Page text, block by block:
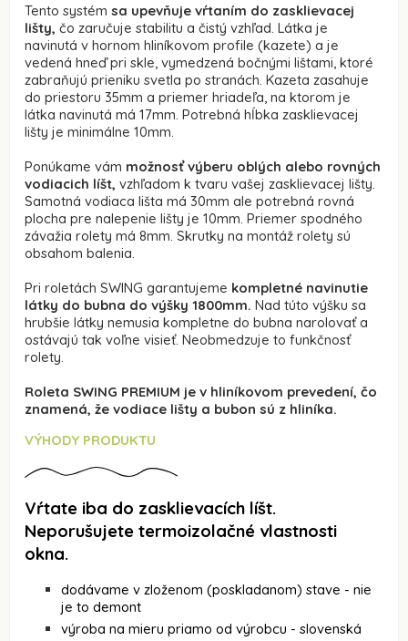
Tento systém sa upevňuje vŕtaním do zasklievacej
lišty, čo zaručuje stabilitu a čistý vzhľad. Látka je
navinutá v hornom hliníkovom profile (kazete) a je
vedená hneď pri skle, vymedzená bočnými lištami, ktoré
zabraňujú prieniku svetla po stranách. Kazeta zasahuje
do priestoru 35mm a priemer hriadeľa, na ktorom je
látka navinutá má 17mm. Potrebná hĺbka zasklievacej
lišty je minimálne 10mm.
Ponúkame vám možnosť výberu oblých alebo rovných
vodiacich líšt, vzhľadom k tvaru vašej zasklievacej lišty.
Samotná vodiaca lišta má 30mm ale potrebná rovná
plocha pre nalepenie lišty je 10mm. Priemer spodného
závažia rolety má 8mm. Skrutky na montáž rolety sú
obsahom balenia.
Pri roletách SWING garantujeme kompletné navinutie
látky do bubna do výšky 1800mm. Nad túto výšku sa
hrubšie látky nemusia kompletne do bubna narolovať a
ostávajú tak voľne visieť. Neobmedzuje to funkčnosť
rolety.
Roleta SWING PREMIUM je v hliníkovom prevedení, čo
znamená, že vodiace lišty a bubon sú z hliníka.
VÝHODY PRODUKTU
Vŕtate iba do zasklievacích líšt.
Neporušujete termoizolačné vlastnosti
okna.
dodávame v zloženom (poskladanom) stave - nie
je to demont
výroba na mieru priamo od výrobcu - slovenská